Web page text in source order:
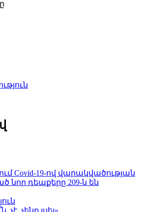
Covid-19-ով վարակվածության
դեպքերը 209-ն են